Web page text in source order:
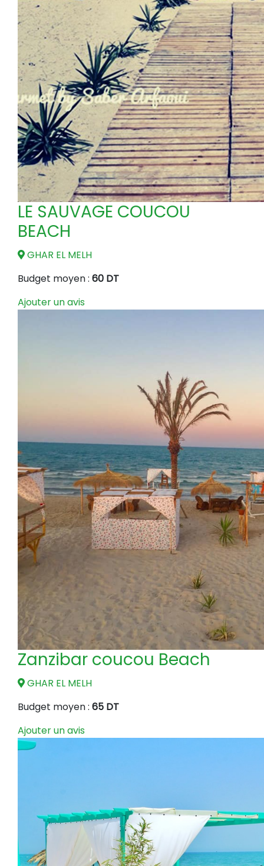
LE SAUVAGE COUCOU
BEACH
GHAR EL MELH
Budget moyen : 60 DT
Ajouter un avis
Zanzibar coucou Beach
GHAR EL MELH
Budget moyen : 65 DT
Ajouter un avis